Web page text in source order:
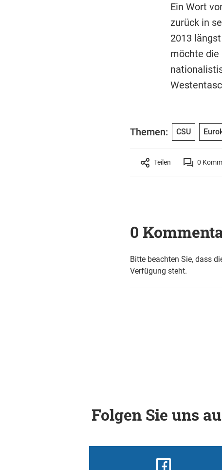
Ein Wort
zurück in
2013
möchte die
Themen: CSU
Teilen 0
0
Bitte beachten Sie, dass
Verfügung steht.
Folgen Sie uns